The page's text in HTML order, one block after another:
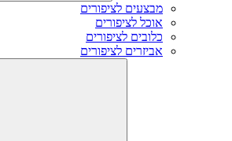
מבצעים לציפורים
אוכל לציפורים
כלובים לציפורים
אביזרים לציפורים